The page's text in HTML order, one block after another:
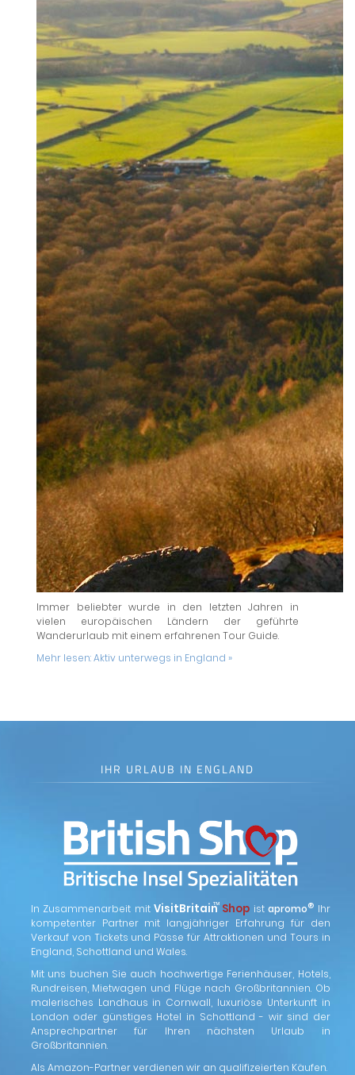
Immer beliebter wurde in den letzten Jahren in
vielen europäischen Ländern der geführte
Wanderurlaub mit einem erfahrenen Tour Guide.
Mehr lesen:Aktiv unterwegs in England »
IHR URLAUB IN ENGLAND
In Zusammenarbeit mitVisitBritain
™ Shop istapromo® Ihr
kompetenter Partner mit langjähriger Erfahrung für den
Verkauf von Tickets und Pässe für Attraktionen und Tours in
England, Schottland und Wales.
Mit uns buchen Sie auch hochwertige Ferienhäuser, Hotels,
Rundreisen, Mietwagen und Flüge nach Großbritannien. Ob
malerisches Landhaus in Cornwall, luxuriöse Unterkunft in
London oder günstiges Hotel in Schottland - wir sind der
Ansprechpartner für Ihren nächsten Urlaub in
Großbritannien.
Als Amazon-Partner verdienen wir an qualifizeierten Käufen.